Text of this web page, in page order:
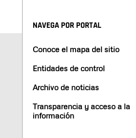
NAVEGA POR PORTAL
Conoce el mapa del sitio
Entidades de control
Archivo de noticias
Transparencia y acceso a la
información